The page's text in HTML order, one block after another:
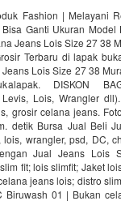
Fashion | Melayani
Ganti Ukuran
Jeans Lois Size 27 38
Terbaru di lapak
Lois Size 27 38
DISKON
Lois, Wrangler
grosir celana jeans.
detik Bursa Jual Beli
wrangler, psd, DC,
Jual Jeans Lois
fit; lois slimfit; Jaket
jeans lois; distro
01 | Bukan